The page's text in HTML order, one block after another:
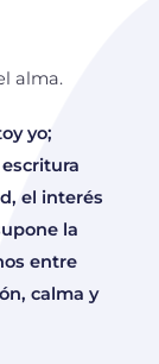
alma.
yo;
el interés
la
entre
calma y